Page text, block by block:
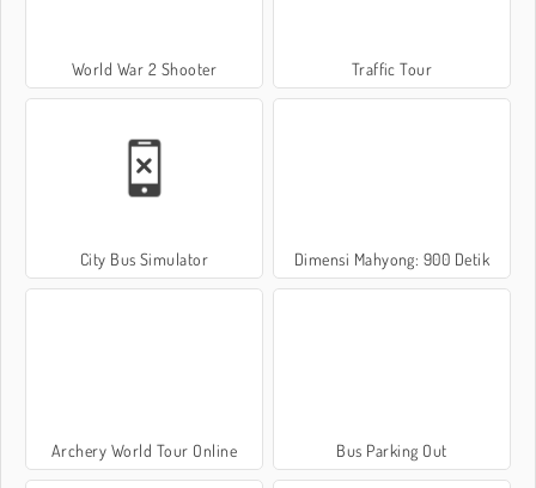
World War 2 Shooter Traffic Tour
City Bus Simulator Dimensi Mahyong: 900 Detik
Archery World Tour Online Bus Parking Out